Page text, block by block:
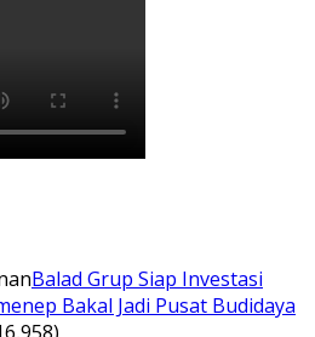
Balad Grup Siap Investasi
Bakal Jadi Pusat Budidaya